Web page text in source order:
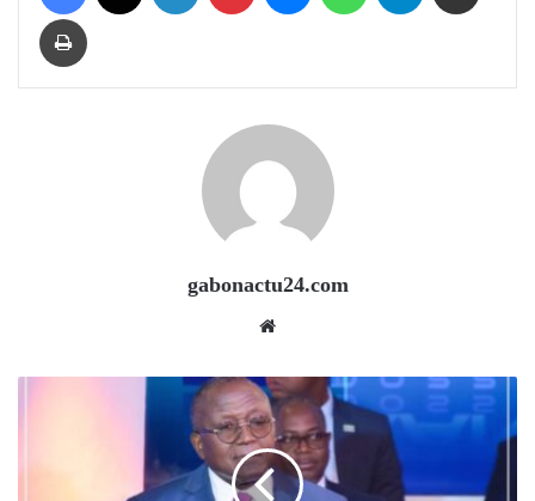
Print
gabonactu24.com